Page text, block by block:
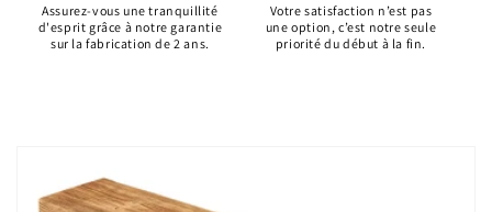
Assurez-vous une tranquillité
d'esprit grâce à notre garantie
sur la fabrication de 2 ans.
Votre satisfaction n’est pas
une option, c’est notre seule
priorité du début à la fin.